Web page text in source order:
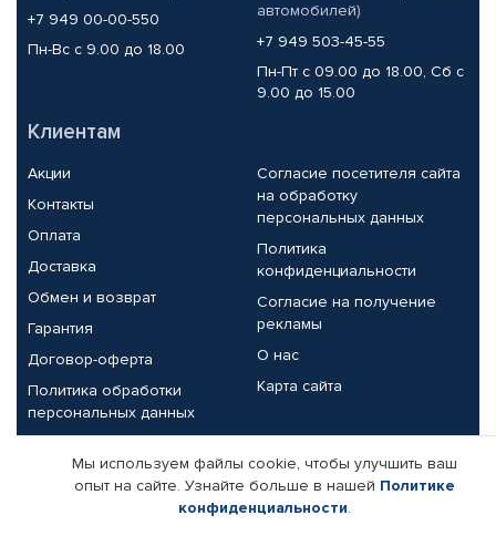
+7 949 00-00-550
Пн-Вс с 9.00 до 18.00
автомобилей)
+7 949 503-45-55
Пн-Пт с 09.00 до 18.00, Сб с
9.00 до 15.00
Клиентам
Акции
Контакты
Оплата
Доставка
Обмен и возврат
Гарантия
Договор-оферта
Политика обработки
персональных данных
Согласие посетителя сайта
на обработку
персональных данных
Политика
конфиденциальности
Согласие на получение
рекламы
О нас
Карта сайта
Партнерам
Корпоративным клиентам
Реквизиты компании
Мы используем файлы cookie, чтобы улучшить ваш
опыт на сайте. Узнайте больше в нашей Политике
конфиденциальности.